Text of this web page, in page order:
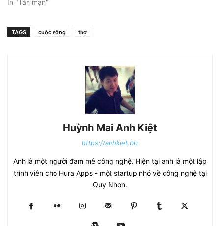
In "Tản mạn"
TAGS cuộc sống thơ
Huỳnh Mai Anh Kiệt
https://anhkiet.biz
Anh là một người đam mê công nghệ. Hiện tại anh là một lập
trình viên cho Hura Apps - một startup nhỏ về công nghệ tại
Quy Nhơn.